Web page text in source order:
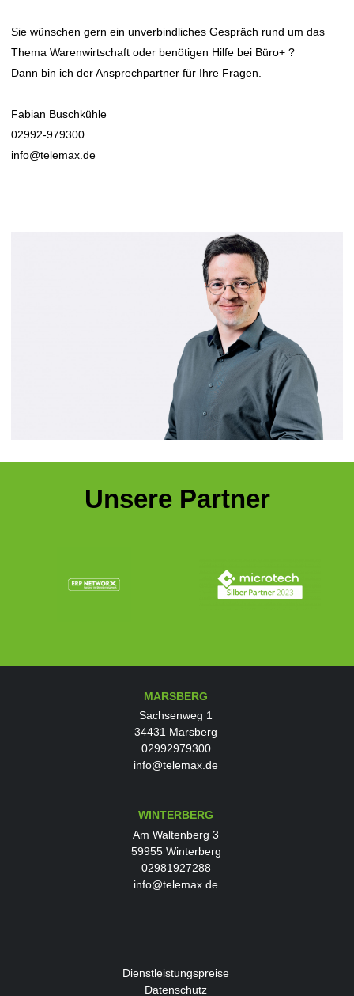
Sie wünschen gern ein unverbindliches Gespräch rund um das
Thema Warenwirtschaft oder benötigen Hilfe bei Büro+ ?
Dann bin ich der Ansprechpartner für Ihre Fragen.
Fabian Buschkühle
02992-979300
info@telemax.de
Unsere Partner
MARSBERG
Sachsenweg 1
34431 Marsberg
02992979300
info@telemax.de
WINTERBERG
Am Waltenberg 3
59955 Winterberg
02981927288
info@telemax.de
Dienstleistungspreise
Datenschutz